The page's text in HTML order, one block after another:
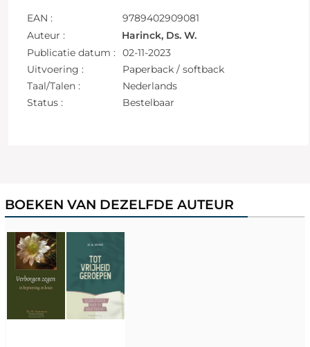
EAN :
9789402909081
Auteur :
Harinck, Ds. W.
Publicatie datum :
02-11-2023
Uitvoering :
Paperback / softback
Taal/Talen :
Nederlands
Status :
Bestelbaar
BOEKEN VAN DEZELFDE AUTEUR